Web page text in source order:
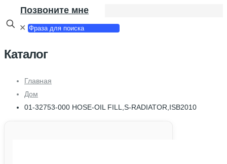
Позвоните мне
✕
Каталог
Главная
Дом
01-32753-000 HOSE-OIL FILL,S-RADIATOR,ISB2010